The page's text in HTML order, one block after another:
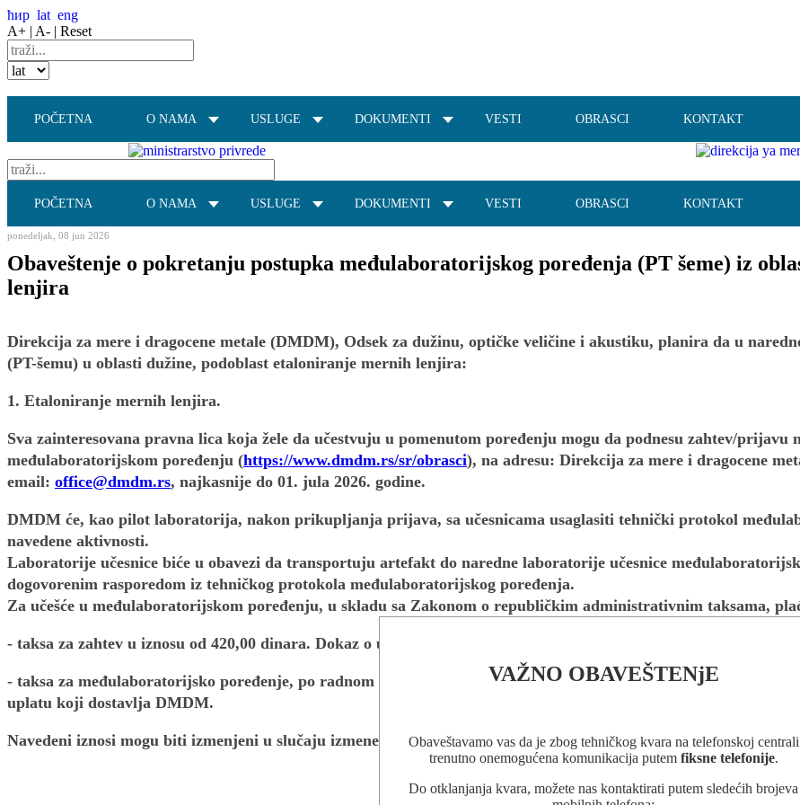
ћир lat eng
A+ | A- | Reset
POČETNA O NAMA USLUGE DOKUMENTI VESTI OBRASCI KONTAKT
POČETNA O NAMA USLUGE DOKUMENTI VESTI OBRASCI KONTAKT
ponedeljak, 08 jun 2026
Obaveštenje o pokretanju postupka međulaboratorijskog poređenja (PT šeme) iz
lenjira
Direkcija za mere i dragocene metale (DMDM), Odsek za dužinu, optičke veličine i akustiku, planira da u
(PT-šemu) u oblasti dužine, podoblast etaloniranje mernih lenjira:
1. Etaloniranje mernih lenjira.
Sva zainteresovana pravna lica koja žele da učestvuju u pomenutom poređenju mogu da podnesu zahtev/prijavu
međulaboratorijskom poređenju (https://www.dmdm.rs/sr/obrasci), na adresu: Direkcija za mere i dragocene
email: office@dmdm.rs, najkasnije do 01. jula 2026. godine.
DMDM će, kao pilot laboratorija, nakon prikupljanja prijava, sa učesnicama usaglasiti tehnički protokol
navedene aktivnosti.
Laboratorije učesnice biće u obavezi da transportuju artefakt do naredne laboratorije učesnice
dogovorenim rasporedom iz tehničkog protokola međulaboratorijskog poređenja.
Za učešće u međulaboratorijskom poređenju, u skladu sa Zakonom o republičkim administrativnim taksama,
- taksa za zahtev u iznosu od 420,00 dinara. Dokaz o uplati ove takse dostavlja se uz zahtev za izdavanje
- taksa za međulaboratorijsko poređenje, po radnom satu, u ukupnom iznosu od 43800,00 dinara. Ova taksa se
uplatu koji dostavlja DMDM.
Navedeni iznosi mogu biti izmenjeni u slučaju izmene Zakona o republičkim administrativnim taksama.
VAŽNO OBAVEŠTENjE
Obaveštavamo vas da je zbog tehničkog kvara na telefonskoj centrali
trenutno onemogućena komunikacija putem fiksne telefonije.
Do otklanjanja kvara, možete nas kontaktirati putem sledećih brojeva